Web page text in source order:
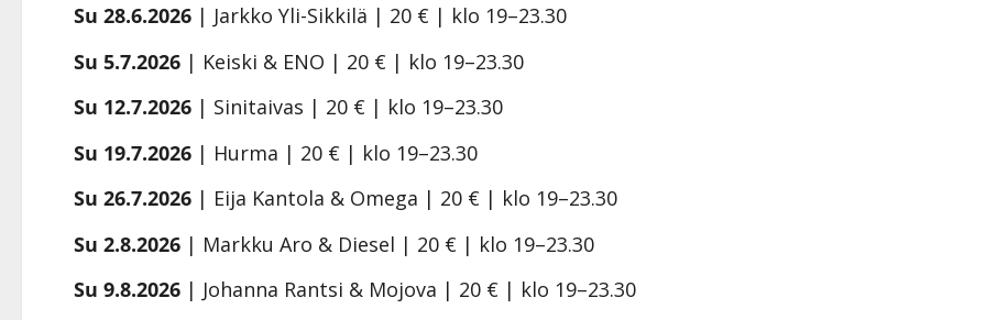
Su 28.6.2026 | Jarkko Yli-Sikkilä | 20 € | klo 19–23.30
Su 5.7.2026 | Keiski & ENO | 20 € | klo 19–23.30
Su 12.7.2026 | Sinitaivas | 20 € | klo 19–23.30
Su 19.7.2026 | Hurma | 20 € | klo 19–23.30
Su 26.7.2026 | Eija Kantola & Omega | 20 € | klo 19–23.30
Su 2.8.2026 | Markku Aro & Diesel | 20 € | klo 19–23.30
Su 9.8.2026 | Johanna Rantsi & Mojova | 20 € | klo 19–23.30